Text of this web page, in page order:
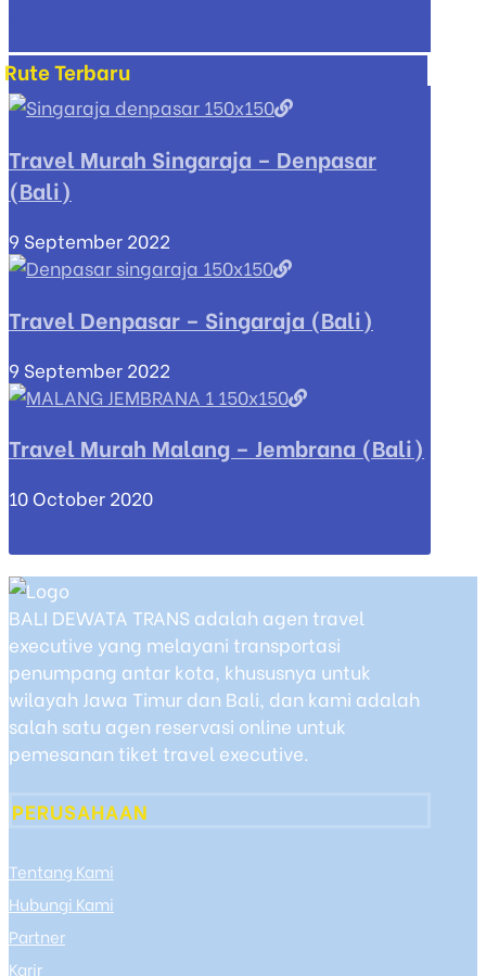
Rute Terbaru
Travel Murah Singaraja – Denpasar
(Bali)
9 September 2022
Travel Denpasar – Singaraja (Bali)
9 September 2022
Travel Murah Malang – Jembrana (Bali)
10 October 2020
BALI DEWATA TRANS adalah agen travel
executive yang melayani transportasi
penumpang antar kota, khususnya untuk
wilayah Jawa Timur dan Bali, dan kami adalah
salah satu agen reservasi online untuk
pemesanan tiket travel executive.
PERUSAHAAN
Tentang Kami
Hubungi Kami
Partner
Karir